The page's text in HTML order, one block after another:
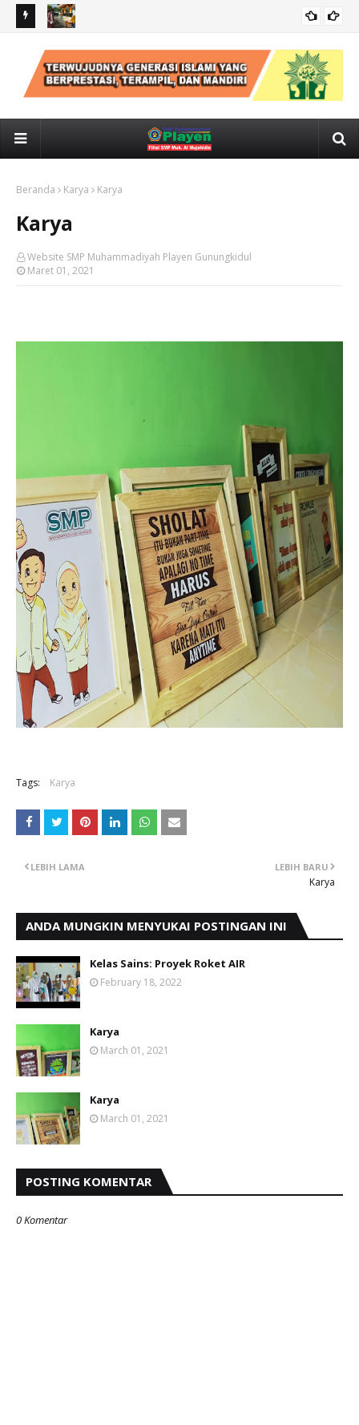
BERITA
Beranda Karya Karya
Karya
Website SMP Muhammadiyah Playen Gunungkidul
Maret 01, 2021
Tags: Karya
LEBIH BARU
Karya
LEBIH LAMA
ANDA MUNGKIN MENYUKAI POSTINGAN INI
Kelas Sains: Proyek Roket AIR
February 18, 2022
Karya
March 01, 2021
Karya
March 01, 2021
POSTING KOMENTAR
0 Komentar